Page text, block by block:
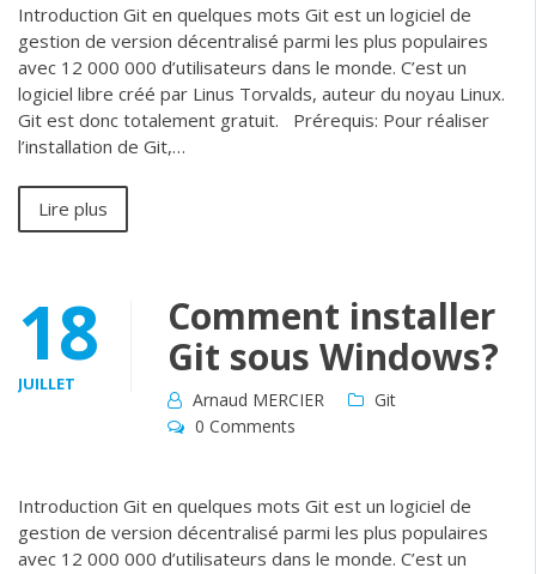
Introduction Git en quelques mots Git est un logiciel de
gestion de version décentralisé parmi les plus populaires
avec 12 000 000 d’utilisateurs dans le monde. C’est un
logiciel libre créé par Linus Torvalds, auteur du noyau Linux.
Git est donc totalement gratuit. Prérequis: Pour réaliser
l’installation de Git,…
Lire plus
18
JUILLET
Comment installer
Git sous Windows?
Arnaud MERCIER
Git
0 Comments
Introduction Git en quelques mots Git est un logiciel de
gestion de version décentralisé parmi les plus populaires
avec 12 000 000 d’utilisateurs dans le monde. C’est un